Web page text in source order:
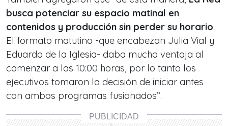
busca potenciar su espacio matinal en
contenidos y producción sin perder su horario.
El formato matutino -que encabezan Julia Vial y
Eduardo de la Iglesia- daba mucha ventaja al
comenzar a las 10:00 horas, por lo tanto los
ejecutivos tomaron la decisión de iniciar antes
con ambos programas fusionados”.